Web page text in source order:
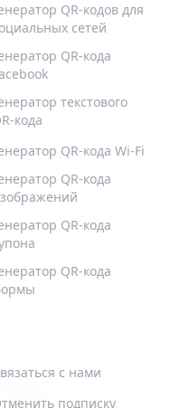
QR-кодов для
сетей
QR-кода
текстового
кода
QR-кода Wi-Fi
QR-кода
QR-кода
QR-кода
с нами
подписку